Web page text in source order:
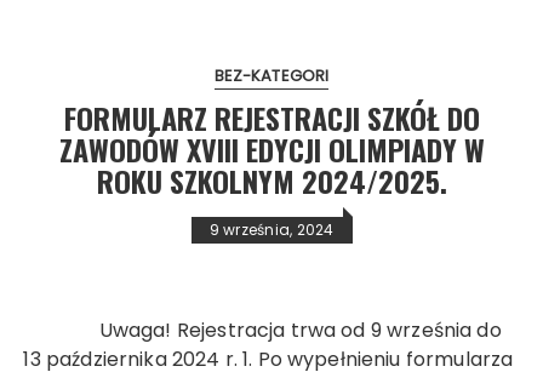
BEZ-KATEGORI
FORMULARZ REJESTRACJI SZKÓŁ DO
ZAWODÓW XVIII EDYCJI OLIMPIADY W
ROKU SZKOLNYM 2024/2025.
9 września, 2024
Uwaga! Rejestracja trwa od 9 września do
13 października 2024 r. 1. Po wypełnieniu formularza